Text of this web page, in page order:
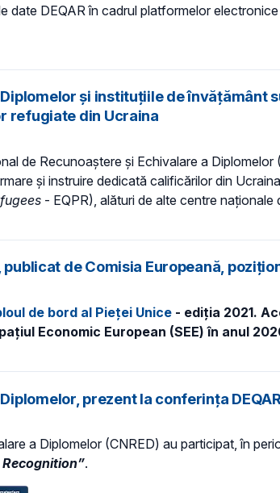
DEQAR în cadrul platformelor
și instituțiile de învățământ
refugiate din Ucraina
de Recunoaștere și Echivalare a
și instruire dedicată calificărilor din
- EQPR), alături de alte centre
de Comisia Europeană,
de bord al Pieței Unice - ediția 2021.
Economic European (SEE) în anul
prezent la conferința
a Diplomelor (CNRED) au participat, în
.